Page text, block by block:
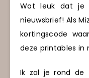
Wat leuk dat je
nieuwsbrief! Als
kortingscode
deze printables in
Ik zal je rond de